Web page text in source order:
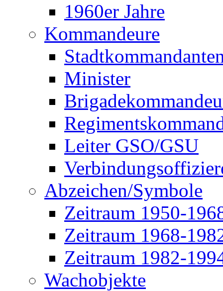
1960er Jahre
Kommandeure
Minister
Leiter GSO/GSU
Abzeichen/Symbole
Zeitraum 1950-
Zeitraum 1968-
Zeitraum 1982-
Wachobjekte